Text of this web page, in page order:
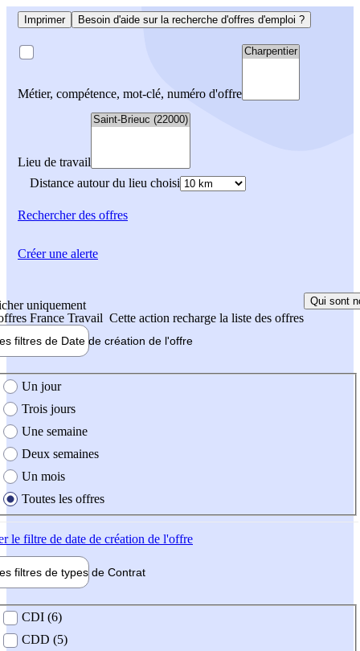
Imprimer Besoin d'aide sur la recherche d'offres d'emploi ?
Métier, compétence, mot-clé, numéro d'offre
Lieu de travail
Distance autour du lieu choisi
Rechercherdes offres
uniquement
France Travail Cette action recharge la liste des offres
Qui sont
filtres de Date de création de l'offre
création de l'offre
Un jour
Trois jours
Une semaine
Deux semaines
Un mois
Toutes les offres
le filtre de date de création de l'offre
filtres de types de Contrat
contrat
CDI (6)
CDD (5)
Créer une alerte